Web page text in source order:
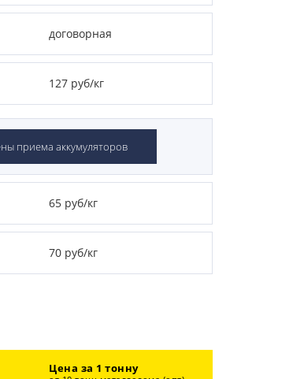
договорная
127 руб/кг
приема аккумуляторов
65 руб/кг
70 руб/кг
Цена за 1 тонну